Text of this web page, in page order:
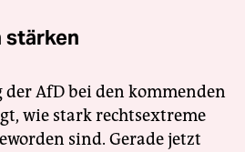
stärken
AfD bei den kommenden
wie stark rechtsextreme
sind. Gerade jetzt